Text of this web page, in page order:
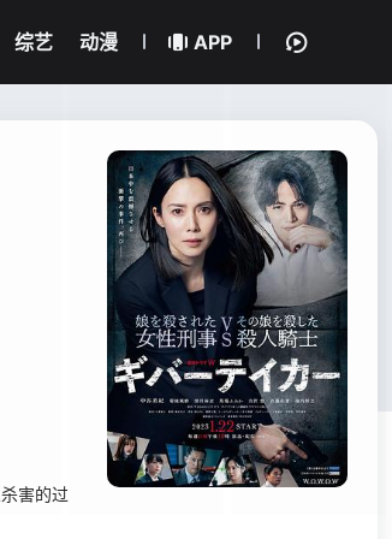
综艺 动漫 APP
害的过